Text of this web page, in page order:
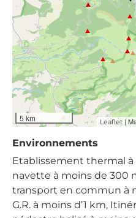
5 km Leaflet |
Environnements
Etablissement thermal
navette à moins de 300
transport en commun à
G.R. à moins d’1 km,